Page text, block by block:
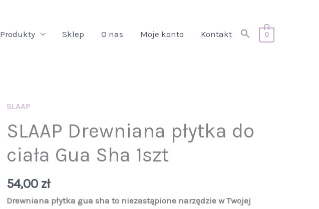
Produkty Sklep O nas Moje konto Kontakt
Search
Search Button
0
SLAAP
SLAAP Drewniana płytka do
ciała Gua Sha 1szt
54,00 zł
Drewniana płytka gua sha to niezastąpione narzędzie w Twojej